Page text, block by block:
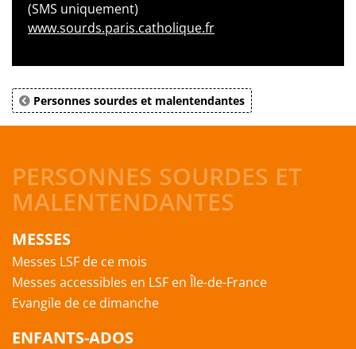
(SMS uniquement)
www.sourds.paris.catholique.fr
Personnes sourdes et malentendantes
PERSONNES SOURDES ET
MALENTENDANTES
MESSES
Messes LSF de ce mois
Messes accessibles en LSF en Île-de-France
Evangile de ce dimanche
ENFANTS-ADOS